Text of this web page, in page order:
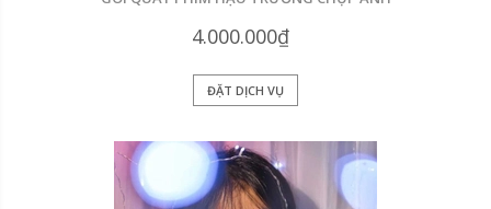
4.000.000₫
ĐẶT DỊCH VỤ